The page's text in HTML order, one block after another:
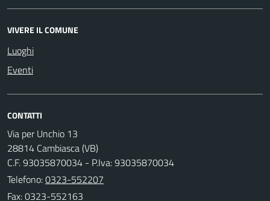
VIVERE IL COMUNE
Luoghi
Eventi
CONTATTI
Via per Unchio 13
28814 Cambiasca (VB)
C.F. 93035870034 - P.Iva: 93035870034
Telefono:0323-552207
Fax: 0323-552163